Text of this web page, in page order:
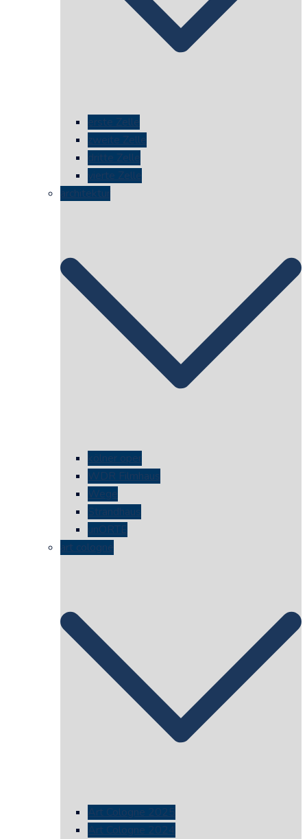
erste Zelle
zweite Zelle
dritte Zelle
vierte Zelle
architektur
kölner oper
WDR Filmhaus
Wege
Strandhaus
unORTE
art cologne
Art Cologne 2025
Art Cologne 2024